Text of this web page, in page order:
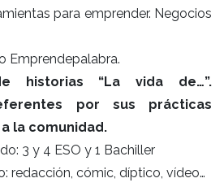
para emprender. Negocios
Emprendepalabra.
historias “La vida de…”.
por sus prácticas
la comunidad.
3 y 4 ESO y 1 Bachiller
redacción, cómic, díptico, vídeo…